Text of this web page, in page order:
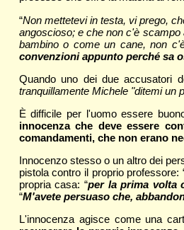
“Non mettetevi in testa, vi prego,
angoscioso; e che non c'è
bambino o come un cane, non
convenzioni appunto perché sa
Quando uno dei due accusatori
tranquillamente Michele "ditemi un
È difficile per l'uomo essere
innocenza che deve essere
comandamenti, che non erano
Innocenzo stesso o un altro dei
pistola contro il proprio professore:
propria casa: “per la prima volta
“M'avete persuaso che,
L'innocenza agisce come una